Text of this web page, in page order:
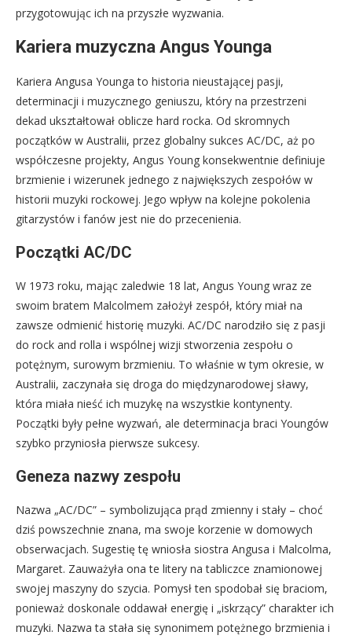
przygotowując ich na przyszłe wyzwania.
Kariera muzyczna Angus Younga
Kariera Angusa Younga to historia nieustającej pasji,
determinacji i muzycznego geniuszu, który na przestrzeni
dekad ukształtował oblicze hard rocka. Od skromnych
początków w Australii, przez globalny sukces AC/DC, aż po
współczesne projekty, Angus Young konsekwentnie definiuje
brzmienie i wizerunek jednego z największych zespołów w
historii muzyki rockowej. Jego wpływ na kolejne pokolenia
gitarzystów i fanów jest nie do przecenienia.
Początki AC/DC
W 1973 roku, mając zaledwie 18 lat, Angus Young wraz ze
swoim bratem Malcolmem założył zespół, który miał na
zawsze odmienić historię muzyki. AC/DC narodziło się z pasji
do rock and rolla i wspólnej wizji stworzenia zespołu o
potężnym, surowym brzmieniu. To właśnie w tym okresie, w
Australii, zaczynała się droga do międzynarodowej sławy,
która miała nieść ich muzykę na wszystkie kontynenty.
Początki były pełne wyzwań, ale determinacja braci Youngów
szybko przyniosła pierwsze sukcesy.
Geneza nazwy zespołu
Nazwa „AC/DC” – symbolizująca prąd zmienny i stały – choć
dziś powszechnie znana, ma swoje korzenie w domowych
obserwacjach. Sugestię tę wniosła siostra Angusa i Malcolma,
Margaret. Zauważyła ona te litery na tabliczce znamionowej
swojej maszyny do szycia. Pomysł ten spodobał się braciom,
ponieważ doskonale oddawał energię i „iskrzący” charakter ich
muzyki. Nazwa ta stała się synonimem potężnego brzmienia i